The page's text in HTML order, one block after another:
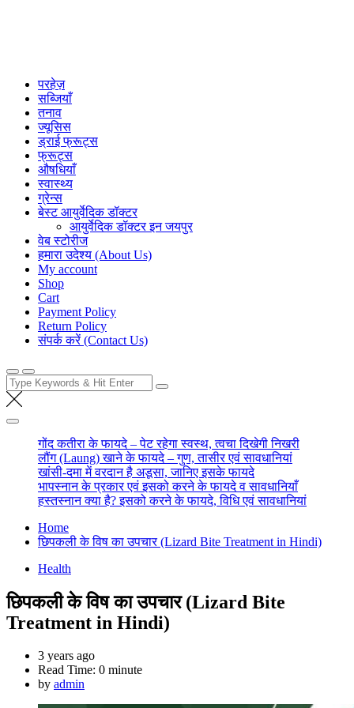
परहेज़
सब्जियाँ
तनाव
ज्यूसिस
ड्राई फ्रूट्स
फ्रूट्स
औषधियाँ
स्वास्थ्य
ग्रेन्स
बेस्ट आयुर्वेदिक डॉक्टर
आयुर्वेदिक डॉक्टर इन जयपुर
वेब स्टोरीज
हमारा उदेश्य (About Us)
My account
Shop
Cart
Payment Policy
Return Policy
संपर्क करें (Contact Us)
Search
for:
गोंद कतीरा के फायदे – पेट रहेगा स्वस्थ, त्वचा दिखेगी निखरी
लौंग (Laung) खाने के फायदे – गुण, तासीर एवं सावधानियां
खांसी-दमा में वरदान है अडूसा, जानिए इसके फायदे
भापस्नान के प्रकार एवं इसको करने के फायदे व सावधानियाँ
हस्तस्नान क्या है? इसको करने के फायदे, विधि एवं सावधानियां
Home
छिपकली के विष का उपचार (Lizard Bite Treatment in Hindi)
Health
छिपकली के विष का उपचार (Lizard Bite
Treatment in Hindi)
3 years ago
Read Time: 0 minute
by admin